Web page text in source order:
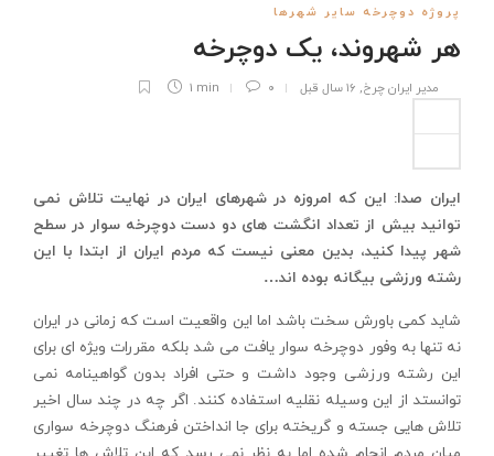
پروژه دوچرخه سایر شهرها
هر شهروند، یک دوچرخه
مدیر ایران چرخ, ۱۶ سال قبل ۰ 1 min
ایران صدا: این که امروزه در شهرهای ایران در نهایت تلاش نمی
توانید بیش از تعداد انگشت های دو دست دوچرخه سوار در سطح
شهر پیدا کنید، بدین معنی نیست که مردم ایران از ابتدا با این
رشته ورزشی بیگانه بوده اند…
شاید کمی باورش سخت باشد اما این واقعیت است که زمانی در ایران
نه تنها به وفور دوچرخه سوار یافت می شد بلکه مقررات ویژه ای برای
این رشته ورزشی وجود داشت و حتی افراد بدون گواهینامه نمی
توانستد از این وسیله نقلیه استفاده کنند. اگر چه در چند سال اخیر
تلاش هایی جسته و گریخته برای جا انداختن فرهنگ دوچرخه سواری